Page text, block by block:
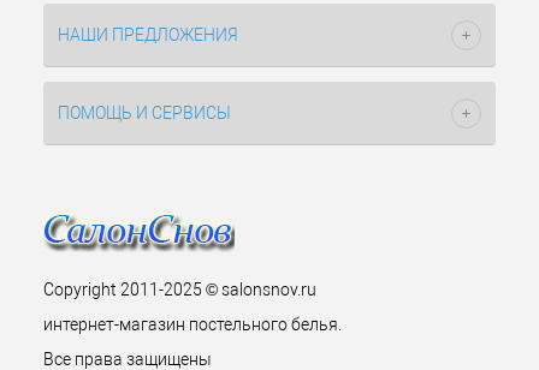
НАШИ ПРЕДЛОЖЕНИЯ
ПОМОЩЬ И СЕРВИСЫ
Copyright 2011-2025 © salonsnov.ru
интернет-магазин постельного белья.
Все права защищены